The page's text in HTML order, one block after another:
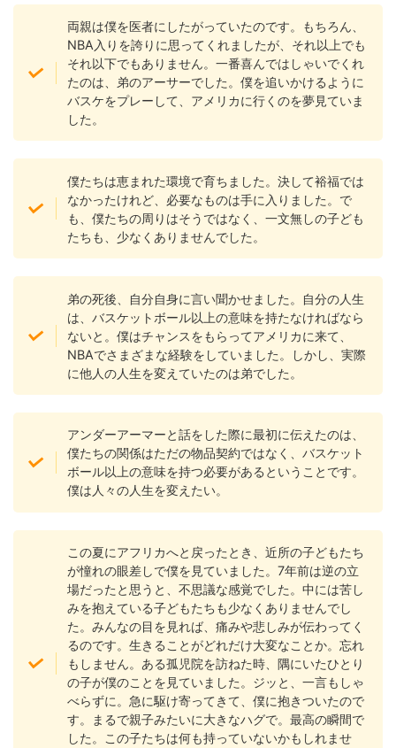
両親は僕を医者にしたがっていたのです。もちろん、
NBA入りを誇りに思ってくれましたが、それ以上でも
それ以下でもありません。一番喜んではしゃいでくれ
たのは、弟のアーサーでした。僕を追いかけるように
バスケをプレーして、アメリカに行くのを夢見ていま
した。
僕たちは恵まれた環境で育ちました。決して裕福では
なかったけれど、必要なものは手に入りました。で
も、僕たちの周りはそうではなく、一文無しの子ども
たちも、少なくありませんでした。
弟の死後、自分自身に言い聞かせました。自分の人生
は、バスケットボール以上の意味を持たなければなら
ないと。僕はチャンスをもらってアメリカに来て、
NBAでさまざまな経験をしていました。しかし、実際
に他人の人生を変えていたのは弟でした。
アンダーアーマーと話をした際に最初に伝えたのは、
僕たちの関係はただの物品契約ではなく、バスケット
ボール以上の意味を持つ必要があるということです。
僕は人々の人生を変えたい。
この夏にアフリカへと戻ったとき、近所の子どもたち
が憧れの眼差しで僕を見ていました。7年前は逆の立
場だったと思うと、不思議な感覚でした。中には苦し
みを抱えている子どもたちも少なくありませんでし
た。みんなの目を見れば、痛みや悲しみが伝わってく
るのです。生きることがどれだけ大変なことか。忘れ
もしません。ある孤児院を訪ねた時、隅にいたひとり
の子が僕のことを見ていました。ジッと、一言もしゃ
べらずに。急に駆け寄ってきて、僕に抱きついたので
す。まるで親子みたいに大きなハグで。最高の瞬間で
した。この子たちは何も持っていないかもしれませ